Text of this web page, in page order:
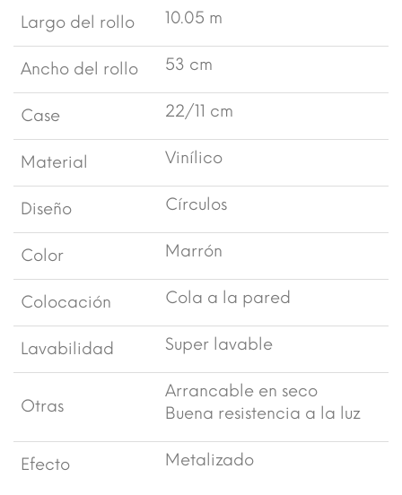
Largo del rollo 10.05 m
Ancho del rollo 53 cm
Case 22/11 cm
Material Vinílico
Diseño Círculos
Color Marrón
Colocación Cola a la pared
Lavabilidad Super lavable
Otras
Arrancable en seco
Buena resistencia a la luz
Efecto Metalizado